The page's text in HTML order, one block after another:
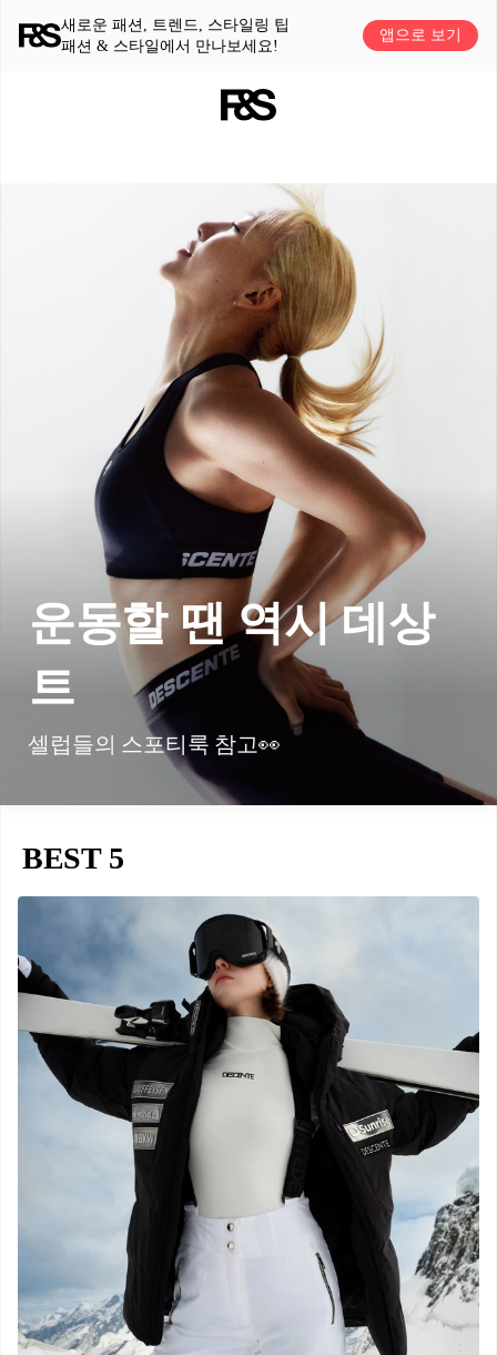
새로운 패션, 트렌드, 스타일링 팁
패션 & 스타일에서 만나보세요!
앱으로 보기
운동할 땐 역시 데상
트
셀럽들의 스포티룩 참고👀
BEST 5